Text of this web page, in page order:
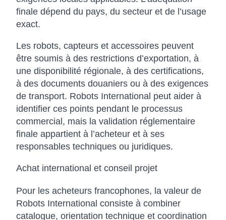
finale dépend du pays, du secteur et de l’usage
exact.
Les robots, capteurs et accessoires peuvent
être soumis à des restrictions d’exportation, à
une disponibilité régionale, à des certifications,
à des documents douaniers ou à des exigences
de transport. Robots International peut aider à
identifier ces points pendant le processus
commercial, mais la validation réglementaire
finale appartient à l’acheteur et à ses
responsables techniques ou juridiques.
Achat international et conseil projet
Pour les acheteurs francophones, la valeur de
Robots International consiste à combiner
catalogue, orientation technique et coordination